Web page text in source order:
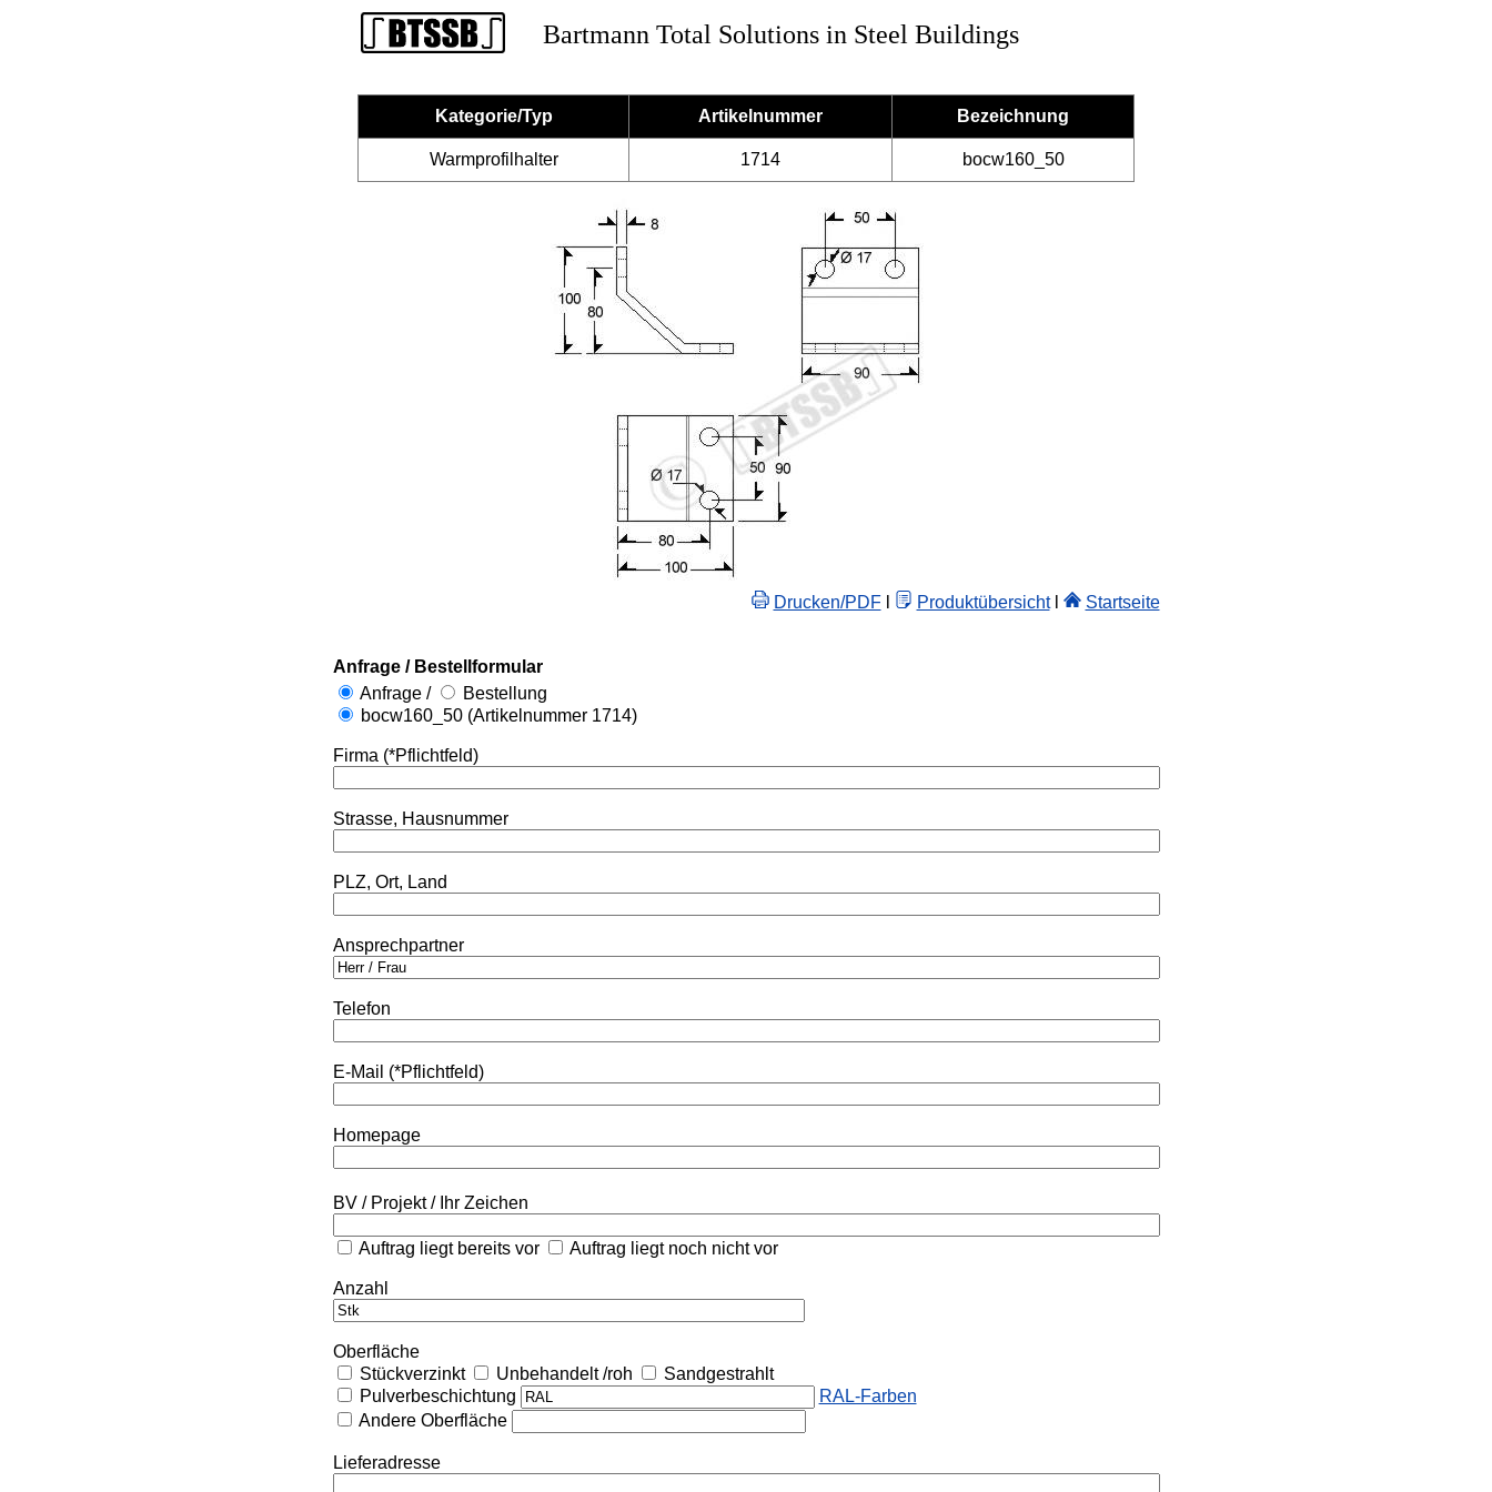
Bartmann Total Solutions in Steel Buildings
Kategorie/Typ Artikelnummer Bezeichnung
Warmprofilhalter 1714 bocw160_50
Drucken/PDFl Produktübersichtl Startseite
Anfrage / Bestellformular
Anfrage /
Bestellung
bocw160_50 (Artikelnummer 1714)
Firma (*Pflichtfeld)
Strasse, Hausnummer
PLZ, Ort, Land
Ansprechpartner
Telefon
E-Mail (*Pflichtfeld)
Homepage
BV / Projekt / Ihr Zeichen
Auftrag liegt bereits vor Auftrag liegt noch nicht vor
Anzahl
Oberfläche
Stückverzinkt
Unbehandelt /roh
Sandgestrahlt
Pulverbeschichtung
RAL-Farben
Andere Oberfläche
Lieferadresse